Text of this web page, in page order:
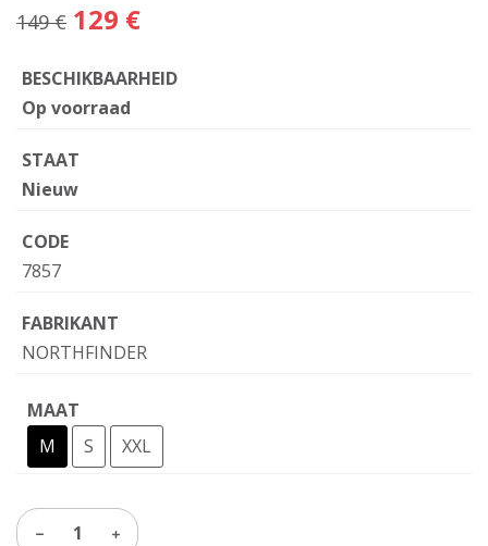
149 € 129 €
BESCHIKBAARHEID
Op voorraad
STAAT
Nieuw
CODE
7857
FABRIKANT
NORTHFINDER
MAAT
M
S XXL
1